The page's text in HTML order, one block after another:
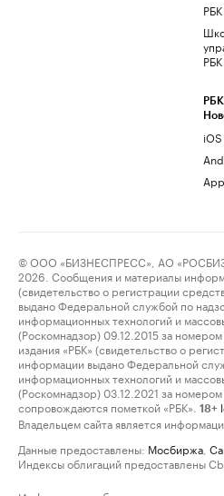
РБК
РБК
iOS
© ООО «БИЗНЕСПРЕСС», АО
2026. Сообщения и материалы
(свидетельство о регистрации
выдано Федеральной службой по
информационных технологий и
(Роскомнадзор) 09.12.2015 за
издания «РБК» (свидетельство о
информации выдано Федеральной
информационных технологий и
(Роскомнадзор) 03.12.2021 за
сопровождаются пометкой «РБК».
18+
Владельцем сайта является
Данные предоставлены: Мосбиржа
Индексы облигаций предоставлены